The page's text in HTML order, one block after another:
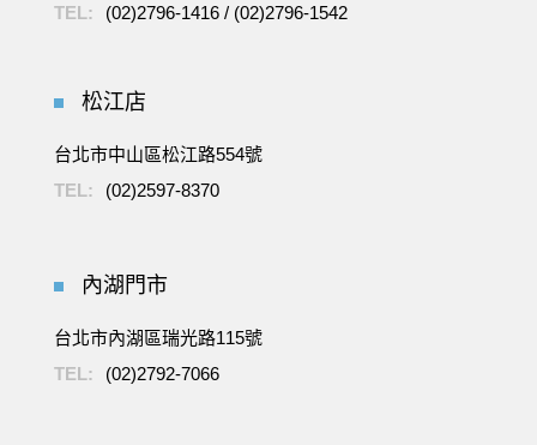
TEL:
(02)2796-1416/ (02)2796-1542
松江店
台北市中山區松江路554號
TEL:
(02)2597-8370
內湖門市
台北市內湖區瑞光路115號
TEL:
(02)2792-7066